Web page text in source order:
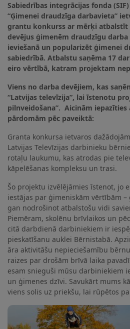
Sabiedrības integrācijas fonda
“Ģimenei draudzīga darbavieta”
grantu konkurss ar mērķi atbalstīt
devējus ģimenēm draudzīgu
ieviešanā un popularizēt ģimenei
sabiedrībā. Atbalstu saņēma 17
eiro vērtībā, katram projektam
Viens no darba devējiem, kas
“Latvijas televīzija”, lai īstenotu
pilnveidošana”. Aicinām
pārdomām pēc paveiktā:
Granta konkursa ietvaros
Latvijas Televīzijas darbinieku
rotaļu laukumu, kas atrodas pie
kāpelēšanas kompleksu un trasi.
Šo projektu izvēlējāmies īstenot, jo
iestājas par ģimeniskām vērtībām
gan nodrošinot atbalstošu vidi
Piemēram, skolēnu brīvlaikos un
citā darbdienā darbiniekiem ir
pieskatīšanu auklei Bērnistabā.
āra aktivitāšu nepieciešamību
raizes par drošām brīvā laika
esam snieguši mūsu darbiniekiem
un ģimenes dzīvi. Savukārt mums
viens solis uz priekšu, lai rūpētos